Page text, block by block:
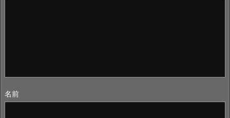
名前